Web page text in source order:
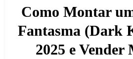
Como Montar
Fantasma (Dark
2025 e Vender